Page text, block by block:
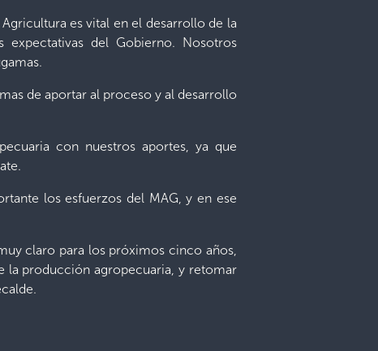
es vital en el desarrollo de la
expectativas del Gobierno. Nosotros
de aportar al proceso y al desarrollo
con nuestros aportes, ya que
los esfuerzos del MAG, y en ese
claro para los próximos cinco años,
la producción agropecuaria, y retomar